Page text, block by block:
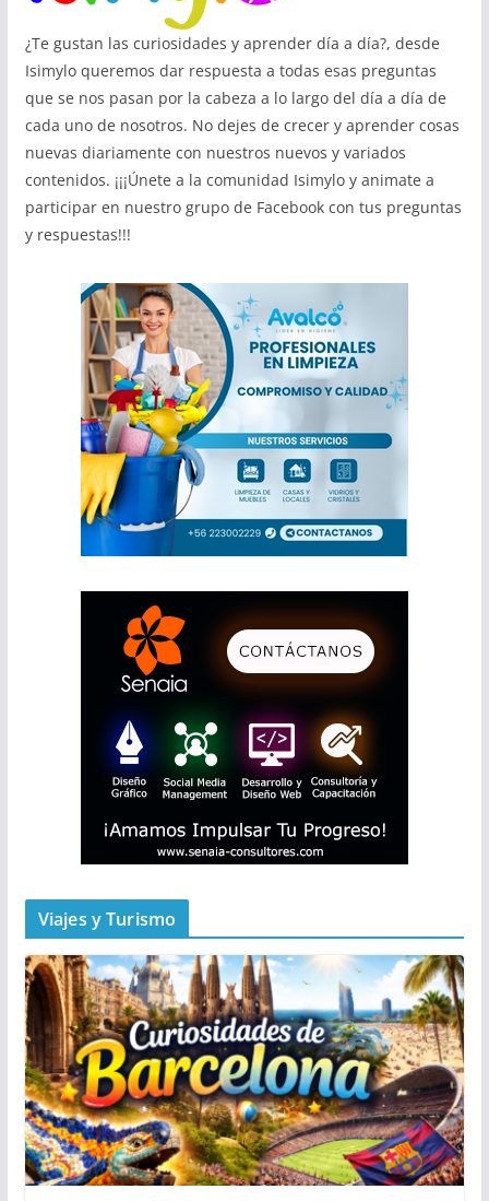
¿Te gustan las curiosidades y aprender día a día?, desde
Isimylo queremos dar respuesta a todas esas preguntas
que se nos pasan por la cabeza a lo largo del día a día de
cada uno de nosotros. No dejes de crecer y aprender cosas
nuevas diariamente con nuestros nuevos y variados
contenidos. ¡¡¡Únete a la comunidad Isimylo y animate a
participar en nuestro grupo de Facebook con tus preguntas
y respuestas!!!
Viajes y Turismo